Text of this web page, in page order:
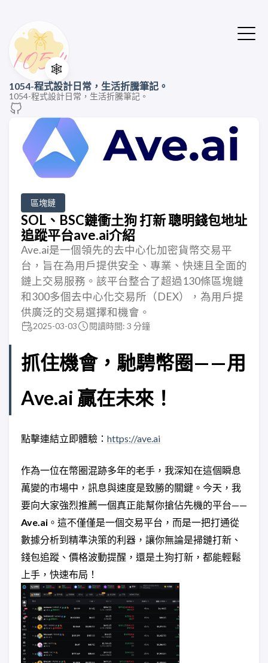
🕸️
1054-程式設計日常，生活折騰筆記。
1054-程式設計日常，生活折騰筆記。
區塊鏈
SOL、BSC鏈衝土狗 打新 聰明錢包地址
追蹤平台ave.ai介紹
Ave.ai是一個領先的去中心化加密貨幣交易平
台，旨在為用戶提供安全、專業、快速且全面的
鏈上交易服務。該平台整合了超過130條區塊鏈
和300多個去中心化交易所（DEX），為用戶提
供廣泛的交易選擇和機會。
2025-03-03 閱讀時間: 3 分鐘
抓住機會，馳騁幣圈——用
Ave.ai 贏在未來！
點擊連結立即體驗： https://ave.ai
作為一位在幣圈混跡多年的老手，我深知在這個瞬息
萬變的市場中，訊息與速度是致勝的關鍵。今天，我
要向大家強烈推薦一個真正能幫你搶佔先機的平台——
Ave.ai 。這不僅僅是一個交易平台，而是一把打通從
數據分析到精準決策的利器，讓你無論是掃鏈打新、
錢包追蹤、價格波動提醒，還是土狗打新，都能輕鬆
上手，快速布局！